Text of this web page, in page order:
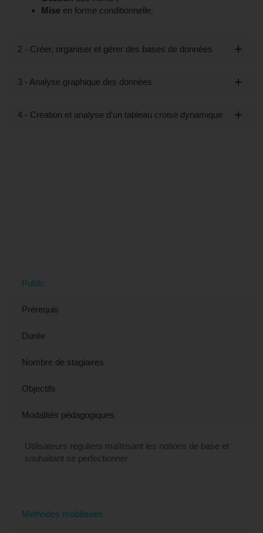
Mise en forme conditionnelle.
2 - Créer, organiser et gérer des bases de données
3 - Analyse graphique des données
4 - Création et analyse d'un tableau croisé dynamique
Public
Prérequis
Durée
Nombre de stagiaires
Objectifs
Modalités pédagogiques
Utilisateurs réguliers maîtrisant les notions de base et
souhaitant se perfectionner
Méthodes mobilisées